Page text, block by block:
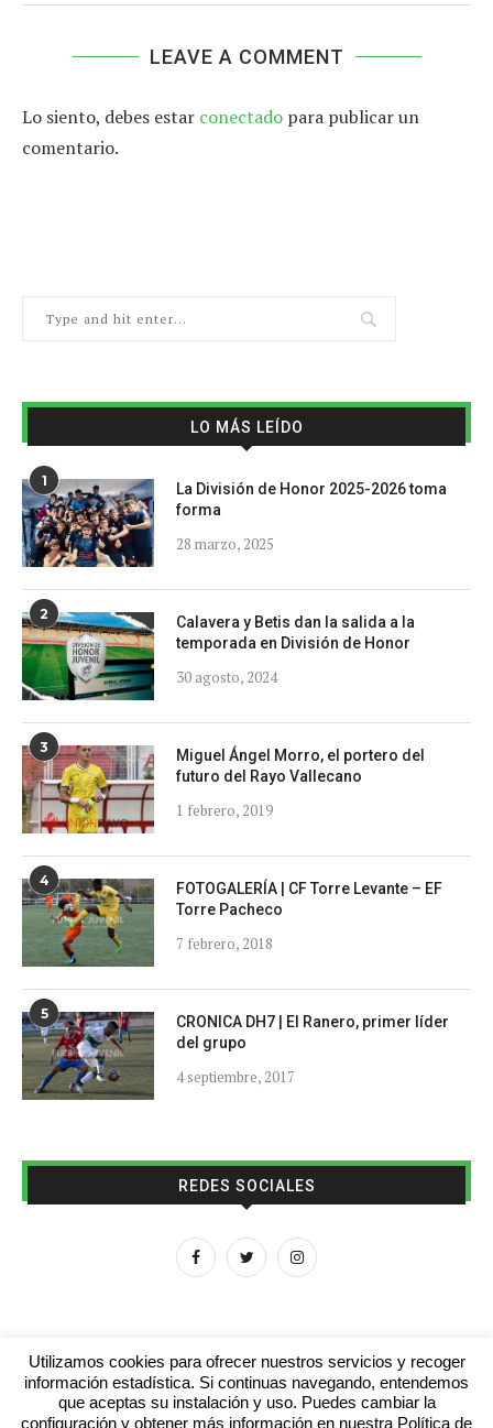
LEAVE A COMMENT
Lo siento, debes estar conectado para publicar un
comentario.
LO MÁS LEÍDO
1
La División de Honor 2025-2026 toma
forma
28 marzo, 2025
2
Calavera y Betis dan la salida a la
temporada en División de Honor
30 agosto, 2024
3
Miguel Ángel Morro, el portero del
futuro del Rayo Vallecano
1 febrero, 2019
4
FOTOGALERÍA | CF Torre Levante – EF
Torre Pacheco
7 febrero, 2018
5
CRONICA DH7 | El Ranero, primer líder
del grupo
4 septiembre, 2017
REDES SOCIALES
Aviso legal Contacto Colabora con nosotros
Utilizamos cookies para ofrecer nuestros servicios y recoger
información estadística. Si continuas navegando, entendemos
que aceptas su instalación y uso. Puedes cambiar la
configuración y obtener más información en nuestra Política de